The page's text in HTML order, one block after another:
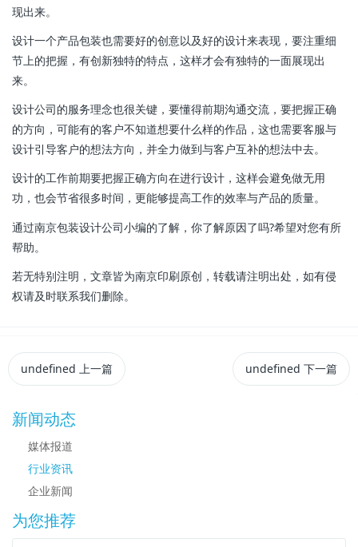
现出来。
设计一个产品包装也需要好的创意以及好的设计来表现，要注重细
节上的把握，有创新独特的特点，这样才会有独特的一面展现出
来。
设计公司的服务理念也很关键，要懂得前期沟通交流，要把握正确
的方向，可能有的客户不知道想要什么样的作品，这也需要客服与
设计引导客户的想法方向，并全力做到与客户互补的想法中去。
设计的工作前期要把握正确方向在进行设计，这样会避免做无用
功，也会节省很多时间，更能够提高工作的效率与产品的质量。
通过南京包装设计公司小编的了解，你了解原因了吗?希望对您有所
帮助。
若无特别注明，文章皆为南京印刷原创，转载请注明出处，如有侵
权请及时联系我们删除。
undefined 上一篇 undefined 下一篇
新闻动态
媒体报道
行业资讯
企业新闻
为您推荐